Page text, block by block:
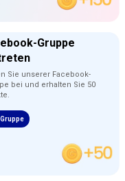
Gruppe
Sie unserer Facebook-
bei und erhalten Sie 50